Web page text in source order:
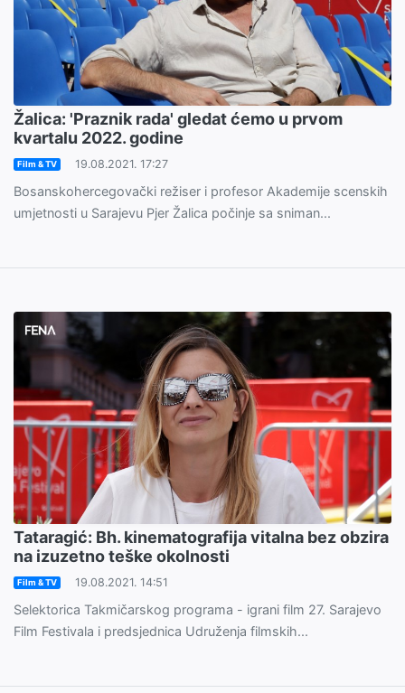
Žalica: 'Praznik rada' gledat ćemo u prvom
kvartalu 2022. godine
Film & TV 19.08.2021. 17:27
Bosanskohercegovački režiser i profesor Akademije scenskih
umjetnosti u Sarajevu Pjer Žalica počinje sa sniman...
Tataragić: Bh. kinematografija vitalna bez obzira
na izuzetno teške okolnosti
Film & TV 19.08.2021. 14:51
Selektorica Takmičarskog programa - igrani film 27. Sarajevo
Film Festivala i predsjednica Udruženja filmskih...